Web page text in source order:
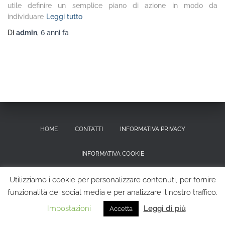
utile definire un semplice piano di azione in modo da
individuare Leggi tutto
Di admin, 6 anni fa
HOME CONTATTI INFORMATIVA PRIVACY
INFORMATIVA COOKIE
RICHIESTA CANCELLAZIONE DEI DATI PERSONALI
Hestia | Sviluppato daThemeIsle
Utilizziamo i cookie per personalizzare contenuti, per fornire
funzionalità dei social media e per analizzare il nostro traffico.
Impostazioni
Accetta Leggi di più